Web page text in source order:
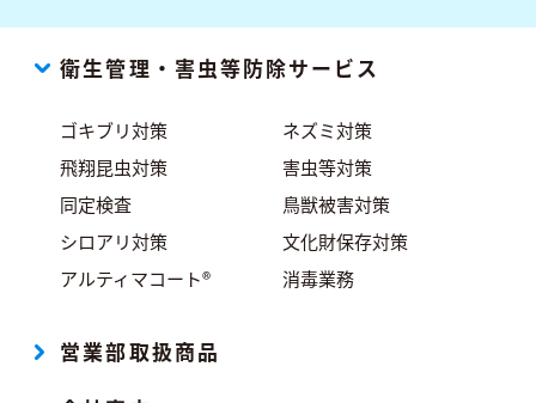
衛生管理・害虫等防除サービス
ゴキブリ対策
ネズミ対策
飛翔昆虫対策
害虫等対策
同定検査
鳥獣被害対策
シロアリ対策
文化財保存対策
アルティマコート®
消毒業務
営業部取扱商品